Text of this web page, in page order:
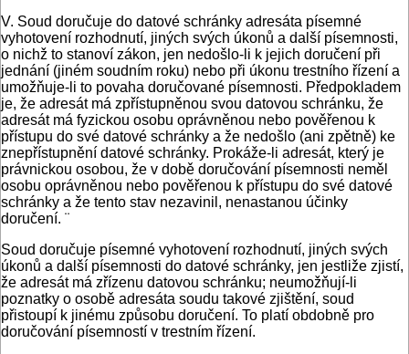
V. Soud doručuje do datové schránky adresáta písemné
vyhotovení rozhodnutí, jiných svých úkonů a další písemnosti,
o nichž to stanoví zákon, jen nedošlo-li k jejich doručení při
jednání (jiném soudním roku) nebo při úkonu trestního řízení a
umožňuje-li to povaha doručované písemnosti. Předpokladem
je, že adresát má zpřístupněnou svou datovou schránku, že
adresát má fyzickou osobu oprávněnou nebo pověřenou k
přístupu do své datové schránky a že nedošlo (ani zpětně) ke
znepřístupnění datové schránky. Prokáže-li adresát, který je
právnickou osobou, že v době doručování písemnosti neměl
osobu oprávněnou nebo pověřenou k přístupu do své datové
schránky a že tento stav nezavinil, nenastanou účinky
doručení. ¨
Soud doručuje písemné vyhotovení rozhodnutí, jiných svých
úkonů a další písemnosti do datové schránky, jen jestliže zjistí,
že adresát má zřízenu datovou schránku; neumožňují-li
poznatky o osobě adresáta soudu takové zjištění, soud
přistoupí k jinému způsobu doručení. To platí obdobně pro
doručování písemností v trestním řízení.